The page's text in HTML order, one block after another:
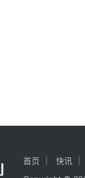
首页 快讯